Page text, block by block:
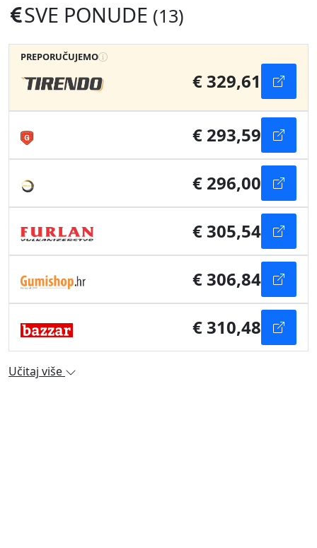
SVE PONUDE (13)
PREPORUČUJEMO
€ 329,61
€ 293,59
€ 296,00
€ 305,54
€ 306,84
€ 310,48
Učitaj više